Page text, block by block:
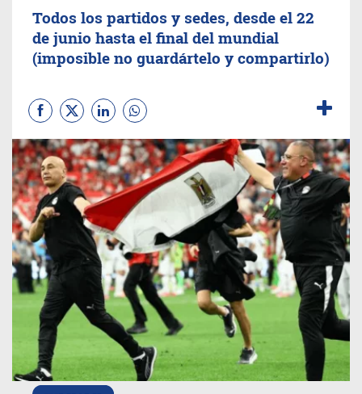
Todos los partidos y sedes, desde el 22
de junio hasta el final del mundial
(imposible no guardártelo y compartirlo)